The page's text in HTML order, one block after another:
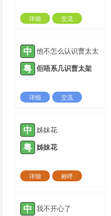
详细
交流
中 他不怎么认识曹太太
粤 佢唔系几识曹太架
详细
交流
中 姊妹花
粤 姊妹花
详细
称呼
中 我不开心了